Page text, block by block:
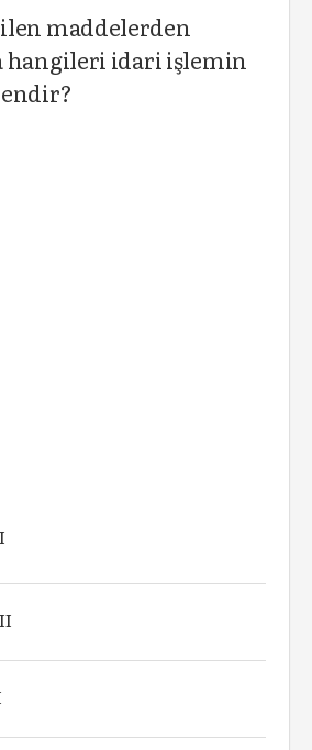
maddelerden
hangileri idari işlemin